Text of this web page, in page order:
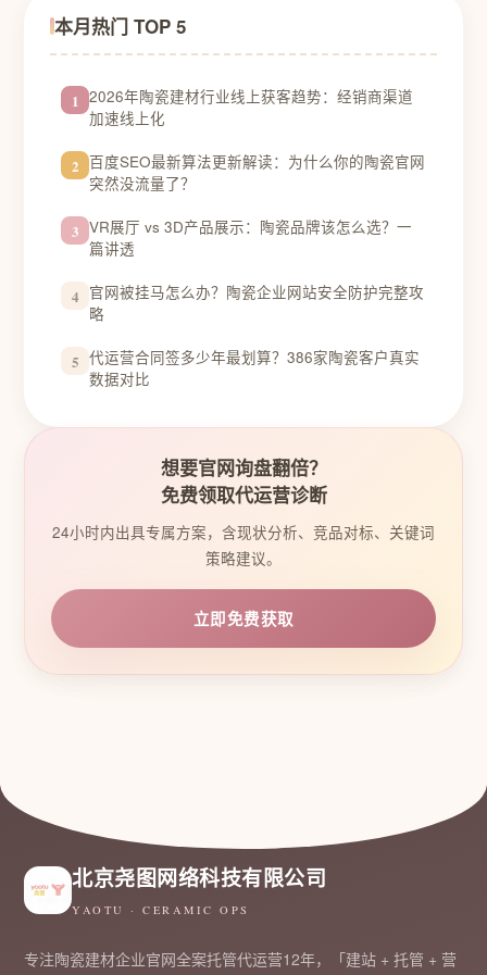
本月热门 TOP 5
1 2026年陶瓷建材行业线上获客趋势：经销商渠道
加速线上化
2 百度SEO最新算法更新解读：为什么你的陶瓷官网
突然没流量了？
3 VR展厅 vs 3D产品展示：陶瓷品牌该怎么选？一
篇讲透
4 官网被挂马怎么办？陶瓷企业网站安全防护完整攻
略
5 代运营合同签多少年最划算？386家陶瓷客户真实
数据对比
想要官网询盘翻倍？
免费领取代运营诊断
24小时内出具专属方案，含现状分析、竞品对标、关键词
策略建议。
立即免费获取
北京尧图网络科技有限公司
YAOTU · CERAMIC OPS
专注陶瓷建材企业官网全案托管代运营12年，「建站 + 托管 + 营